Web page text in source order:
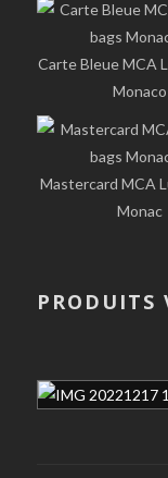
Carte Bleue MCA
Monaco
Mastercard MCA
Monac
PRODUITS